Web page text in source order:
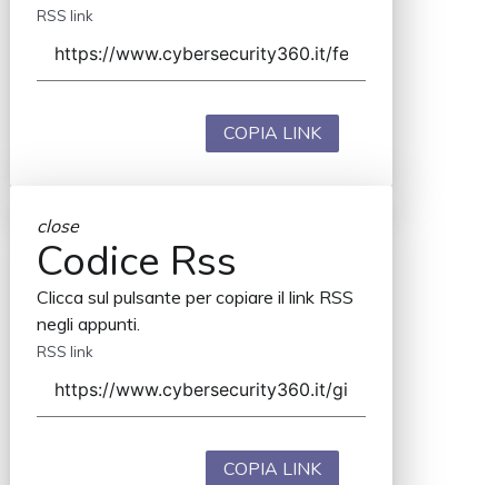
RSS link
COPIA LINK
close
Codice Rss
Clicca sul pulsante per copiare il link RSS
negli appunti.
RSS link
COPIA LINK